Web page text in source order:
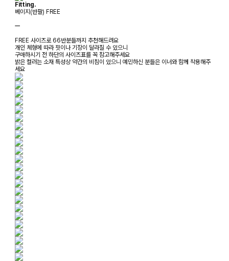
Fitting.
베이지(반팔) FREE
ㅡ
FREE 사이즈로 66반분들까지 추천해드려요
개인 체형에 따라 핏이나 기장이 달라질 수 있으니
구매하시기 전 하단의 사이즈표를 꼭 참고해주세요
밝은 컬러는 소재 특성상 약간의 비침이 있으니 예민하신 분들은 이너와 함께 착용해주
세요